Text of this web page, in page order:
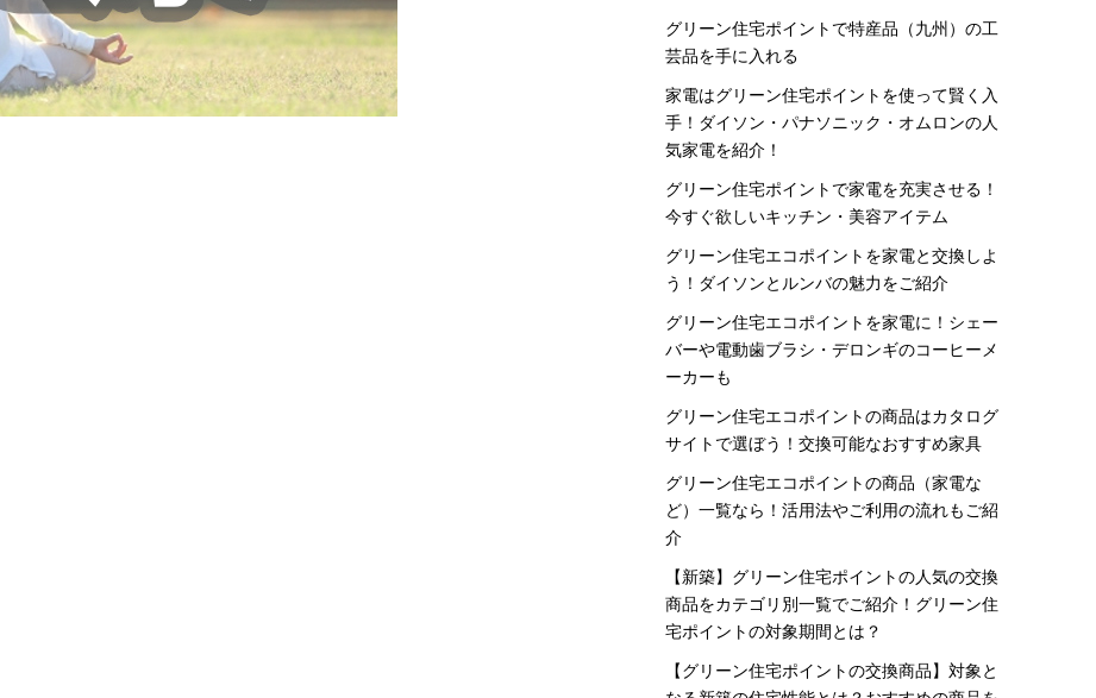
グリーン住宅ポイントで特産品（九州）の工
芸品を手に入れる
家電はグリーン住宅ポイントを使って賢く入
手！ダイソン・パナソニック・オムロンの人
気家電を紹介！
グリーン住宅ポイントで家電を充実させる！
今すぐ欲しいキッチン・美容アイテム
グリーン住宅エコポイントを家電と交換しよ
う！ダイソンとルンバの魅力をご紹介
グリーン住宅エコポイントを家電に！シェー
バーや電動歯ブラシ・デロンギのコーヒーメ
ーカーも
グリーン住宅エコポイントの商品はカタログ
サイトで選ぼう！交換可能なおすすめ家具
グリーン住宅エコポイントの商品（家電な
ど）一覧なら！活用法やご利用の流れもご紹
介
【新築】グリーン住宅ポイントの人気の交換
商品をカテゴリ別一覧でご紹介！グリーン住
宅ポイントの対象期間とは？
【グリーン住宅ポイントの交換商品】対象と